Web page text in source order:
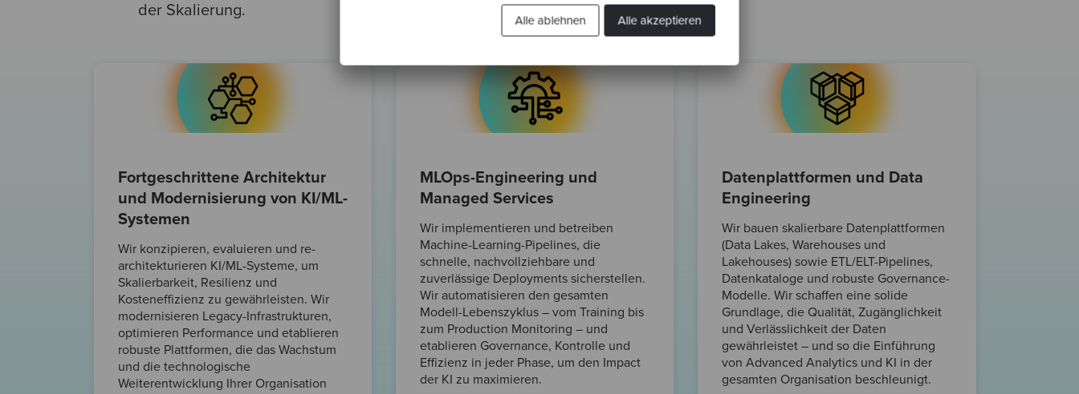
Alle akzeptieren
Alle ablehnen
der Skalierung.
Fortgeschrittene Architektur
und Modernisierung von KI/ML-
Systemen
Wir konzipieren, evaluieren und re-
architekturieren KI/ML-Systeme, um
Skalierbarkeit, Resilienz und
Kosteneffizienz zu gewährleisten. Wir
modernisieren Legacy-Infrastrukturen,
optimieren Performance und etablieren
robuste Plattformen, die das Wachstum
und die technologische
Weiterentwicklung Ihrer Organisation
MLOps-Engineering und
Managed Services
Wir implementieren und betreiben
Machine-Learning-Pipelines, die
schnelle, nachvollziehbare und
zuverlässige Deployments sicherstellen.
Wir automatisieren den gesamten
Modell-Lebenszyklus – vom Training bis
zum Production Monitoring – und
etablieren Governance, Kontrolle und
Effizienz in jeder Phase, um den Impact
der KI zu maximieren.
Datenplattformen und Data
Engineering
Wir bauen skalierbare Datenplattformen
(Data Lakes, Warehouses und
Lakehouses) sowie ETL/ELT-Pipelines,
Datenkataloge und robuste Governance-
Modelle. Wir schaffen eine solide
Grundlage, die Qualität, Zugänglichkeit
und Verlässlichkeit der Daten
gewährleistet – und so die Einführung
von Advanced Analytics und KI in der
gesamten Organisation beschleunigt.